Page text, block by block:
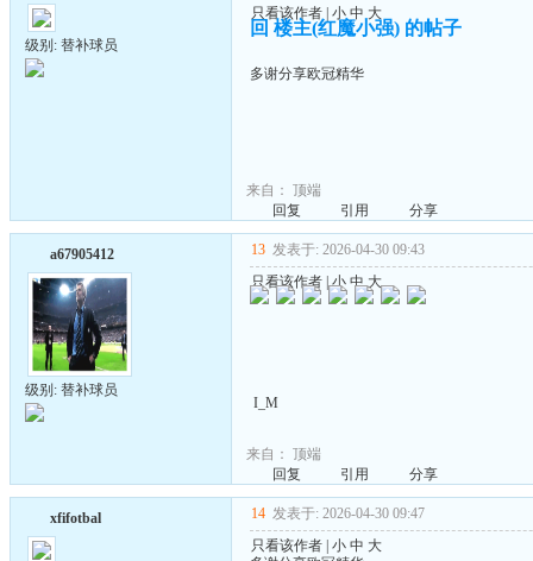
级别: 替补球员
只看该作者 小 中 大
回 楼主(红魔小强) 的帖子
多谢分享欧冠精华
来自： 顶端
回复
引用 分享
a67905412
级别: 替补球员
13 发表于: 2026-04-30 09:43
只看该作者 |小 中 大
I_M
来自： 顶端
回复
引用 分享
xfifotbal 14 发表于: 2026-04-30 09:47
只看该作者 小 中 大